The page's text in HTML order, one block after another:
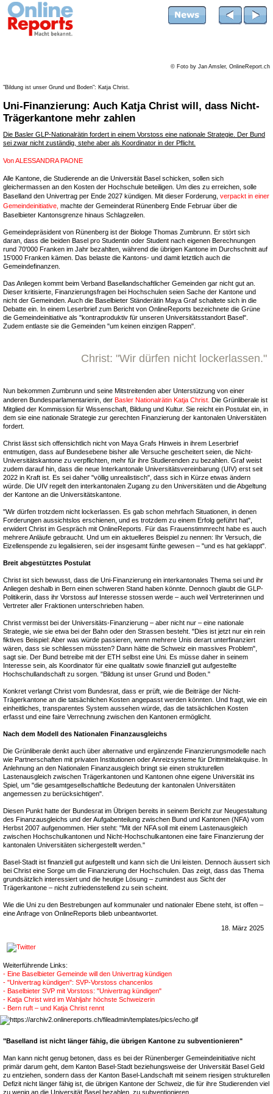
© Foto by Jan Amsler, OnlineReport.ch
"Bildung ist unser Grund und Boden": Katja Christ.
Uni-Finanzierung: Auch Katja Christ will, dass Nicht-
Trägerkantone mehr zahlen
Die Basler GLP-Nationalrätin fordert in einem Vorstoss eine nationale Strategie. Der Bund
sei zwar nicht zuständig, stehe aber als Koordinator in der Pflicht.
VonALESSANDRA PAONE
Alle Kantone, die Studierende an die Universität Basel schicken, sollen sich
gleichermassen an den Kosten der Hochschule beteiligen. Um dies zu erreichen, solle
Baselland den Univertrag per Ende 2027 kündigen. Mit dieser Forderung, verpackt in einer
Gemeindeinitiative, machte der Gemeinderat Rünenberg Ende Februar über die
Baselbieter Kantonsgrenze hinaus Schlagzeilen.
Gemeindepräsident von Rünenberg ist der Biologe Thomas Zumbrunn. Er stört sich
daran, dass die beiden Basel pro Studentin oder Student nach eigenen Berechnungen
rund 70'000 Franken im Jahr bezahlten, während die übrigen Kantone im Durchschnitt auf
15'000 Franken kämen. Das belaste die Kantons- und damit letztlich auch die
Gemeindefinanzen.
Das Anliegen kommt beim Verband Basellandschaftlicher Gemeinden gar nicht gut an.
Dieser kritisierte, Finanzierungsfragen bei Hochschulen seien Sache der Kantone und
nicht der Gemeinden. Auch die Baselbieter Ständerätin Maya Graf schaltete sich in die
Debatte ein. In einem Leserbrief zum Bericht von OnlineReports bezeichnete die Grüne
die Gemeindeinitiative als "kontraproduktiv für unseren Universitätsstandort Basel".
Zudem entlaste sie die Gemeinden "um keinen einzigen Rappen".
Christ: "Wir dürfen nicht lockerlassen."
Nun bekommen Zumbrunn und seine Mitstreitenden aber Unterstützung von einer
anderen Bundesparlamentarierin, der Basler Nationalrätin Katja Christ. Die Grünliberale ist
Mitglied der Kommission für Wissenschaft, Bildung und Kultur. Sie reicht ein Postulat ein, in
dem sie eine nationale Strategie zur gerechten Finanzierung der kantonalen Universitäten
fordert.
Christ lässt sich offensichtlich nicht von Maya Grafs Hinweis in ihrem Leserbrief
entmutigen, dass auf Bundesebene bisher alle Versuche gescheitert seien, die Nicht-
Universitätskantone zu verpflichten, mehr für ihre Studierenden zu bezahlen. Graf weist
zudem darauf hin, dass die neue Interkantonale Universitätsvereinbarung (UIV) erst seit
2022 in Kraft ist. Es sei daher "völlig unrealistisch", dass sich in Kürze etwas ändern
würde. Die UIV regelt den interkantonalen Zugang zu den Universitäten und die Abgeltung
der Kantone an die Universitätskantone.
"Wir dürfen trotzdem nicht lockerlassen. Es gab schon mehrfach Situationen, in denen
Forderungen aussichtslos erschienen, und es trotzdem zu einem Erfolg geführt hat",
erwidert Christ im Gespräch mit OnlineReports. Für das Frauenstimmrecht habe es auch
mehrere Anläufe gebraucht. Und um ein aktuelleres Beispiel zu nennen: Ihr Versuch, die
Eizellenspende zu legalisieren, sei der insgesamt fünfte gewesen – "und es hat geklappt".
Breit abgestütztes Postulat
Christ ist sich bewusst, dass die Uni-Finanzierung ein interkantonales Thema sei und ihr
Anliegen deshalb in Bern einen schweren Stand haben könnte. Dennoch glaubt die GLP-
Politikerin, dass ihr Vorstoss auf Interesse stossen werde – auch weil Vertreterinnen und
Vertreter aller Fraktionen unterschrieben haben.
Christ vermisst bei der Universitäts-Finanzierung – aber nicht nur – eine nationale
Strategie, wie sie etwa bei der Bahn oder den Strassen besteht. "Dies ist jetzt nur ein rein
fiktives Beispiel: Aber was würde passieren, wenn mehrere Unis derart unterfinanziert
wären, dass sie schliessen müssten? Dann hätte die Schweiz ein massives Problem",
sagt sie. Der Bund betreibe mit der ETH selbst eine Uni. Es müsse daher in seinem
Interesse sein, als Koordinator für eine qualitativ sowie finanziell gut aufgestellte
Hochschullandschaft zu sorgen. "Bildung ist unser Grund und Boden."
Konkret verlangt Christ vom Bundesrat, dass er prüft, wie die Beiträge der Nicht-
Trägerkantone an die tatsächlichen Kosten angepasst werden könnten. Und fragt, wie ein
einheitliches, transparentes System aussehen würde, das die tatsächlichen Kosten
erfasst und eine faire Verrechnung zwischen den Kantonen ermöglicht.
Nach dem Modell des Nationalen Finanzausgleichs
Die Grünliberale denkt auch über alternative und ergänzende Finanzierungsmodelle nach
wie Partnerschaften mit privaten Institutionen oder Anreizsysteme für Drittmittelakquise. In
Anlehnung an den Nationalen Finanzausgleich bringt sie einen strukturellen
Lastenausgleich zwischen Trägerkantonen und Kantonen ohne eigene Universität ins
Spiel, um "die gesamtgesellschaftliche Bedeutung der kantonalen Universitäten
angemessen zu berücksichtigen".
Diesen Punkt hatte der Bundesrat im Übrigen bereits in seinem Bericht zur Neugestaltung
des Finanzausgleichs und der Aufgabenteilung zwischen Bund und Kantonen (NFA) vom
Herbst 2007 aufgenommen. Hier steht: "Mit der NFA soll mit einem Lastenausgleich
zwischen Hochschulkantonen und Nicht-Hochschulkantonen eine faire Finanzierung der
kantonalen Universitäten sichergestellt werden."
Basel-Stadt ist finanziell gut aufgestellt und kann sich die Uni leisten. Dennoch äussert sich
bei Christ eine Sorge um die Finanzierung der Hochschulen. Das zeigt, dass das Thema
grundsätzlich interessiert und die heutige Lösung – zumindest aus Sicht der
Trägerkantone – nicht zufriedenstellend zu sein scheint.
Wie die Uni zu den Bestrebungen auf kommunaler und nationaler Ebene steht, ist offen –
eine Anfrage von OnlineReports blieb unbeantwortet.
18. März 2025
Weiterführende Links:
- Eine Baselbieter Gemeinde will den Univertrag kündigen
- "Univertrag kündigen": SVP-Vorstoss chancenlos
- Baselbieter SVP mit Vorstoss: "Univertrag kündigen"
- Katja Christ wird im Wahljahr höchste Schweizerin
- Bern ruft – und Katja Christ rennt
"Baselland ist nicht länger fähig, die übrigen Kantone zu subventionieren"
Man kann nicht genug betonen, dass es bei der Rünenberger Gemeindeinitiative nicht
primär darum geht, dem Kanton Basel-Stadt beziehungsweise der Universität Basel Geld
zu entziehen, sondern dass der Kanton Basel-Landschaft mit seinem riesigen strukturellen
Defizit nicht länger fähig ist, die übrigen Kantone der Schweiz, die für ihre Studierenden viel
zu wenig an die Universität Basel bezahlen, zu subventionieren.